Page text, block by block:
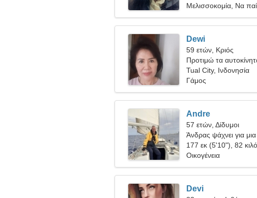
Μελισσοκομία, Να
Dewi
59 ετών, Κριός
Προτιμώ τα
Tual City, Ινδονησία
Γάμος
Andre
57 ετών, Δίδυμοι
Άνδρας ψάχνει για
177 εκ (5'10"), 82
Οικογένεια
Devi